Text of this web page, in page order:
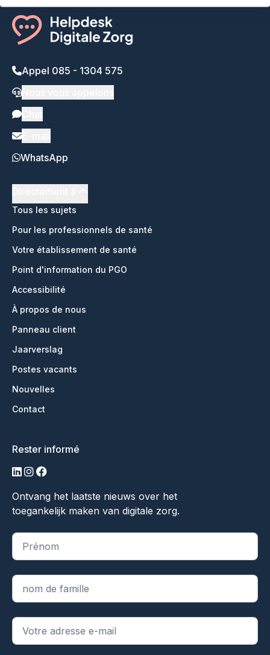
Appel 085 - 1304 575
WhatsApp
Tous les sujets
Pour les professionnels de santé
Votre établissement de santé
Point d'information du PGO
Accessibilité
À propos de nous
Panneau client
Jaarverslag
Postes vacants
Nouvelles
Contact
Rester informé
LinkedIn
Instagram
Facebook
Ontvang het laatste nieuws over het
toegankelijk maken van digitale zorg.
"*" indique les champs obligatoires